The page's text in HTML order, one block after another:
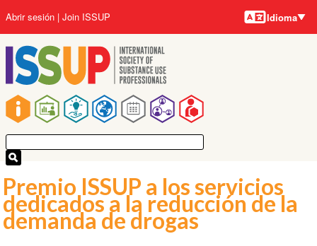
al
contenido
principal
Main
navigation
User
account
menu
Abrir sesión Join ISSUP Idiomas
Idioma
Premio ISSUP a los servicios
dedicados a la reducción de la
demanda de drogas